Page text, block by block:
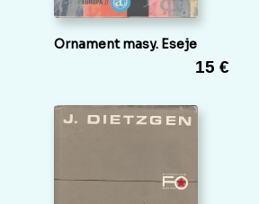
Ornament masy. Eseje
15 €